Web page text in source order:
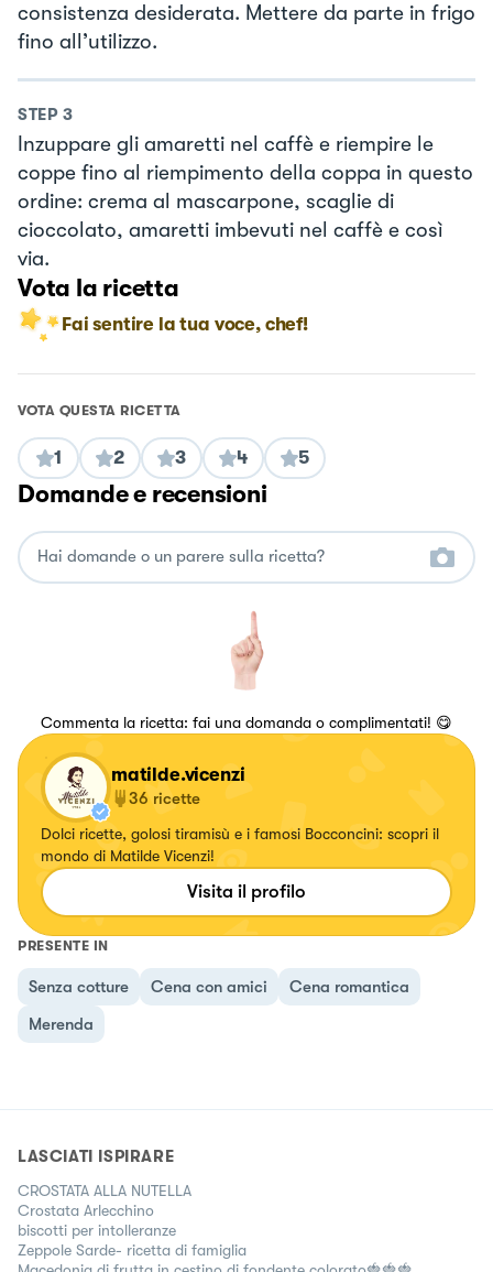
consistenza desiderata. Mettere da parte in frigo
fino all’utilizzo.
STEP 3
Inzuppare gli amaretti nel caffè e riempire le
coppe fino al riempimento della coppa in questo
ordine: crema al mascarpone, scaglie di
cioccolato, amaretti imbevuti nel caffè e così
via.
Vota la ricetta
Fai sentire la tua voce, chef!
VOTA QUESTA RICETTA
1 2 3 4 5
Domande e recensioni
Commenta la ricetta: fai una domanda o complimentati! 😋
matilde.vicenzi
36 ricette
Dolci ricette, golosi tiramisù e i famosi Bocconcini: scopri il
mondo di Matilde Vicenzi!
Visita il profilo
PRESENTE IN
Senza cotture Cena con amici
Cena romantica
Merenda
LASCIATI ISPIRARE
CROSTATA ALLA NUTELLA
Crostata Arlecchino
biscotti per intolleranze
Zeppole Sarde- ricetta di famiglia